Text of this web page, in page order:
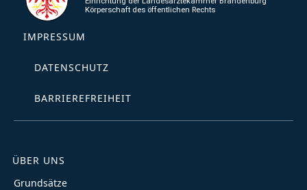
IMPRESSUM
DATENSCHUTZ
BARRIEREFREIHEIT
ÜBER UNS
Grundsätze